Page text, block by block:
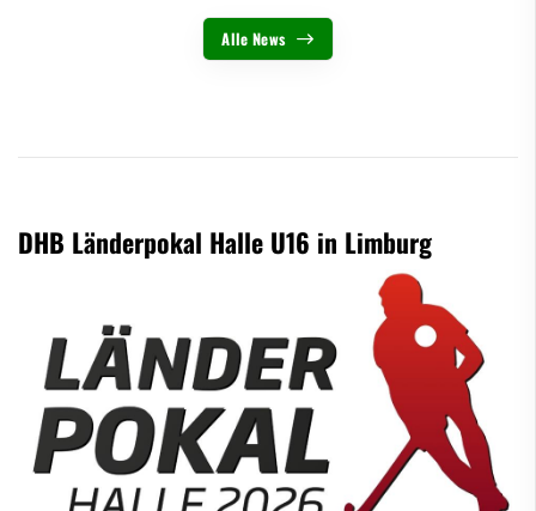
Alle News
DHB Länderpokal Halle U16 in Limburg